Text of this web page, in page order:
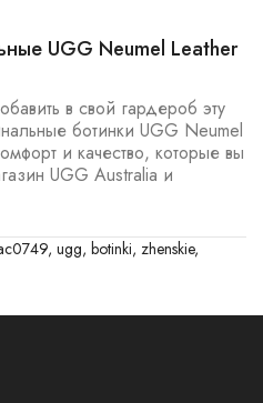
UGG Neumel Leather
в свой гардероб эту
ботинки UGG Neumel
и качество, которые вы
UGG Australia и
, ugg, botinki, zhenskie,